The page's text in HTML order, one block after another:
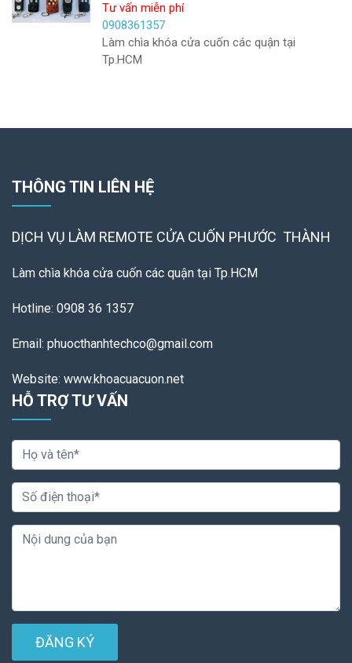
Tư vấn miễn phí
0908361357
Làm chìa khóa cửa cuốn các quận tại
Tp.HCM
THÔNG TIN LIÊN HỆ
DỊCH VỤ LÀM REMOTE CỬA CUỐN PHƯỚC THÀNH
Làm chìa khóa cửa cuốn các quận tại Tp.HCM
Hotline: 0908 36 1357
Email: phuocthanhtechco@gmail.com
Website: www.khoacuacuon.net
HỖ TRỢ TƯ VẤN
ĐĂNG KÝ